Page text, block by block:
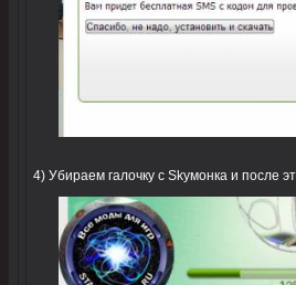
4) Убираем галочку с Skyмонка и после